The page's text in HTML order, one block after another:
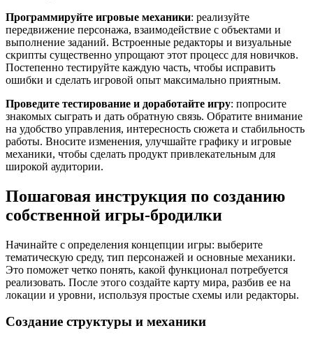
Программируйте игровые механики: реализуйте
передвижение персонажа, взаимодействие с объектами и
выполнение заданий. Встроенные редакторы и визуальные
скрипты существенно упрощают этот процесс для новичков.
Постепенно тестируйте каждую часть, чтобы исправить
ошибки и сделать игровой опыт максимально приятным.
Проведите тестирование и доработайте игру: попросите
знакомых сыграть и дать обратную связь. Обратите внимание
на удобство управления, интересность сюжета и стабильность
работы. Вносите изменения, улучшайте графику и игровые
механики, чтобы сделать продукт привлекательным для
широкой аудитории.
Пошаговая инструкция по созданию
собственной игры-бродилки
Начинайте с определения концепции игры: выберите
тематическую среду, тип персонажей и основные механики.
Это поможет четко понять, какой функционал потребуется
реализовать. После этого создайте карту мира, разбив ее на
локации и уровни, используя простые схемы или редакторы.
Создание структуры и механики